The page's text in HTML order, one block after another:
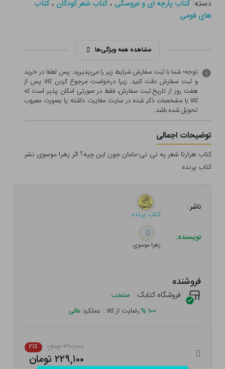
دسته:کتاب پارچه ای و عروسکی ،کتاب شعر کودکان ،کتاب
های فومی
مشاهده همه ویژگی‌ها
توجه؛ شما با ثبت سفارش شرایط زیر را می‌پذیرید. پس لطفا در خرید
و ثبت سفارش دقت کنید. زیرا درخواست مرجوع کردن کالا پس از
هفت روز از تاریخ ثبت سفارش، فقط در صورتی امکان پذیر است که
کالا با مشخصات ذکر شده در سایت مغایرت داشته یا بصورت معيوب
تحویل شده باشد.
توضیحات اجمالی
کتاب هزارتا شعر یه نی نی-مامان جون این چیه؟ اثر زهرا موسوی نشر
کتاب پرنده
ناشر:
کتاب پرنده
نویسنده:
زهرا موسوی
فروشنده
فروشگاه کتابک منتخب
۱۰۰ %رضایت از کالا | عملکرد عالی
۲۹۰,۰۰۰ تومان ۲۱٪
۲۲۹,۱۰۰ تومان